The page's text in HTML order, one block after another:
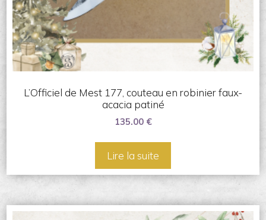
L’Officiel de Mest 177, couteau en robinier faux-
acacia patiné
135.00 €
Lire la suite